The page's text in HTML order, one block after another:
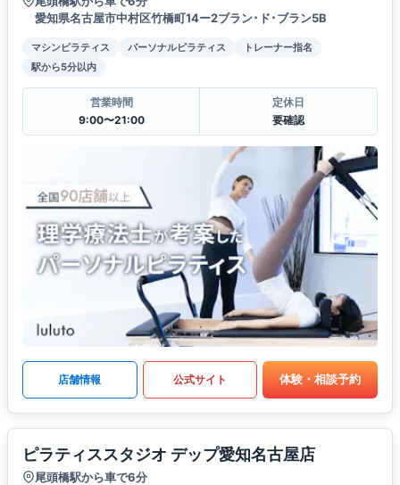
愛知県名古屋市中村区竹橋町14ー2ブラン･ド･ブラン5B
マシンピラティス パーソナルピラティス
トレーナー指名
駅から5分以内
営業時間
9:00〜21:00
定休日
要確認
店舗情報 公式サイト 体験・相談予約
ピラティススタジオ デップ愛知名古屋店
尾頭橋駅から車で6分